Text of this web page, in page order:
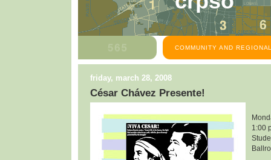
COMMUNITY AND
friday, march 28, 2008
César Chávez Presente!
1:00